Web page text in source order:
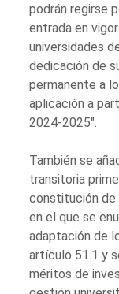
podrán regirse
entrada en
universidades
dedicación de
permanente a
aplicación a
2024-2025".
También se
transitoria
constitución de
en el que se
adaptación de
artículo 51.1 y
méritos de